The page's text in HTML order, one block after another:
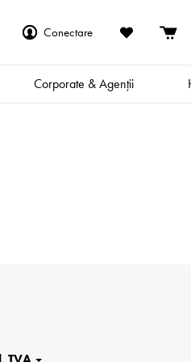
Conectare
Corporate & Agenții